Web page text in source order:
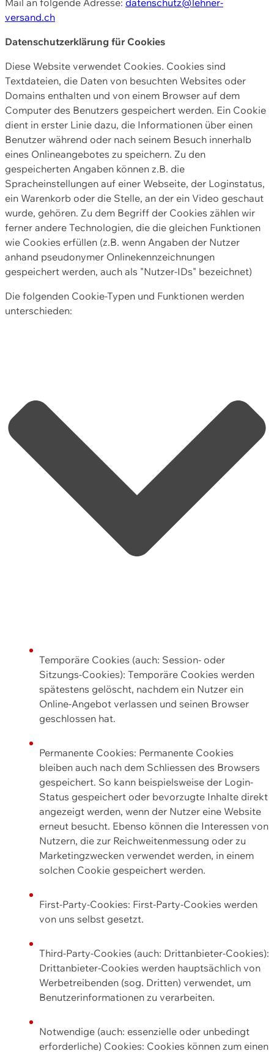
versand.ch
Datenschutzerklärung für Cookies
Diese Website verwendet Cookies. Cookies sind
Textdateien, die Daten von besuchten Websites oder
Domains enthalten und von einem Browser auf dem
Computer des Benutzers gespeichert werden. Ein Cookie
dient in erster Linie dazu, die Informationen über einen
Benutzer während oder nach seinem Besuch innerhalb
eines Onlineangebotes zu speichern. Zu den
gespeicherten Angaben können z.B. die
Spracheinstellungen auf einer Webseite, der Loginstatus,
ein Warenkorb oder die Stelle, an der ein Video geschaut
wurde, gehören. Zu dem Begriff der Cookies zählen wir
ferner andere Technologien, die die gleichen Funktionen
wie Cookies erfüllen (z.B. wenn Angaben der Nutzer
anhand pseudonymer Onlinekennzeichnungen
gespeichert werden, auch als "Nutzer-IDs" bezeichnet)
Die folgenden Cookie-Typen und Funktionen werden
unterschieden:
Temporäre Cookies (auch: Session- oder
Sitzungs-Cookies): Temporäre Cookies werden
spätestens gelöscht, nachdem ein Nutzer ein
Online-Angebot verlassen und seinen Browser
geschlossen hat.
Permanente Cookies: Permanente Cookies
bleiben auch nach dem Schliessen des Browsers
gespeichert. So kann beispielsweise der Login-
Status gespeichert oder bevorzugte Inhalte direkt
angezeigt werden, wenn der Nutzer eine Website
erneut besucht. Ebenso können die Interessen von
Nutzern, die zur Reichweitenmessung oder zu
Marketingzwecken verwendet werden, in einem
solchen Cookie gespeichert werden.
First-Party-Cookies: First-Party-Cookies werden
von uns selbst gesetzt.
Third-Party-Cookies (auch: Drittanbieter-Cookies):
Drittanbieter-Cookies werden hauptsächlich von
Werbetreibenden (sog. Dritten) verwendet, um
Benutzerinformationen zu verarbeiten.
Notwendige (auch: essenzielle oder unbedingt
erforderliche) Cookies: Cookies können zum einen